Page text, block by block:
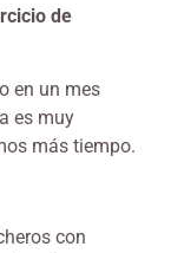
de
en un mes
es muy
más tiempo.
con